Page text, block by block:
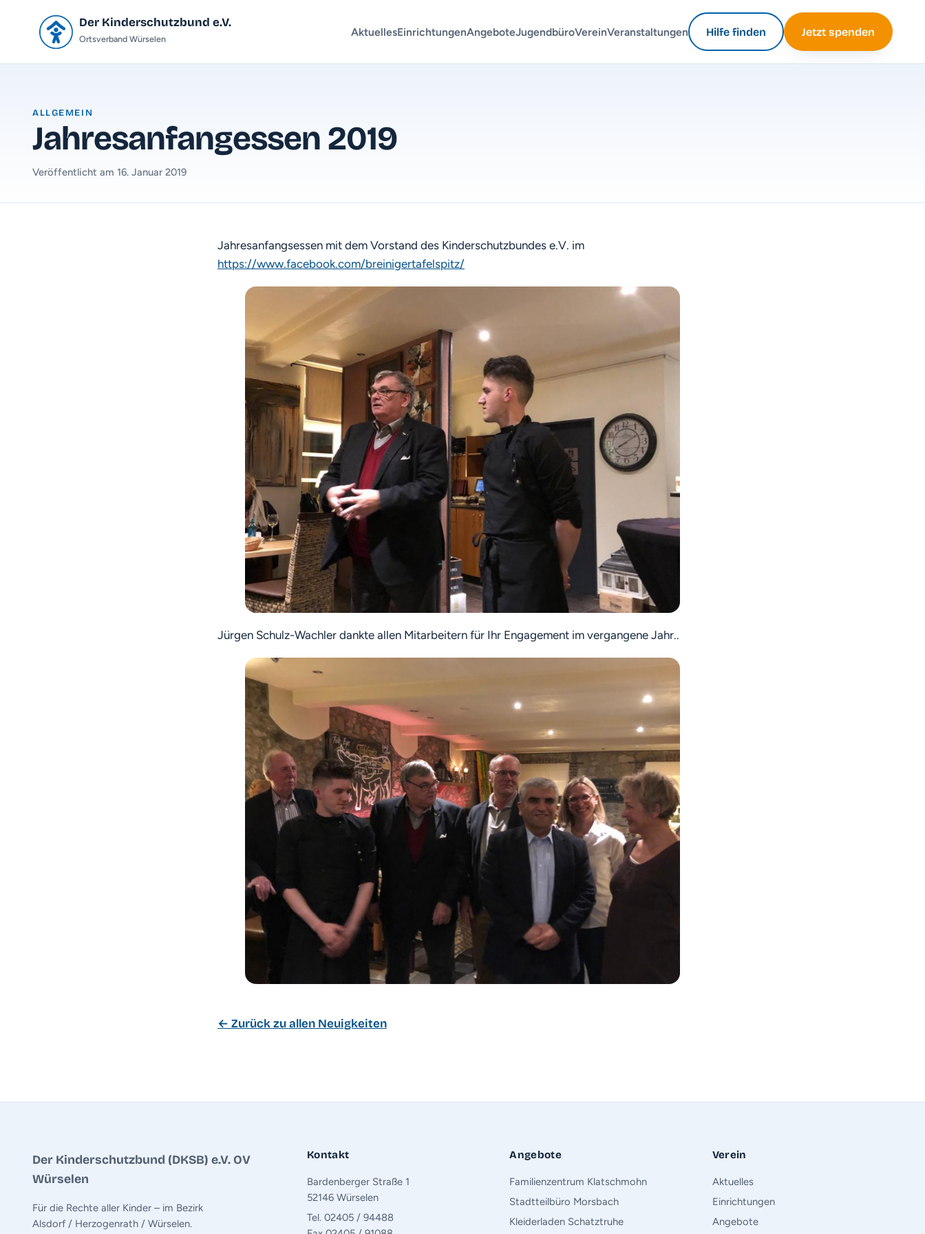
Der Kinderschutzbund e.V.
Ortsverband Würselen
AktuellesEinrichtungenAngeboteJugendbüroVereinVeranstaltungen Hilfe finden Jetzt spenden
ALLGEMEIN
Jahresanfangessen 2019
Veröffentlicht am 16. Januar 2019
Jahresanfangsessen mit dem Vorstand des Kinderschutzbundes e.V. im
https://www.facebook.com/breinigertafelspitz/
Jürgen Schulz-Wachler dankte allen Mitarbeitern für Ihr Engagement im vergangene Jahr..
← Zurück zu allen Neuigkeiten
Der Kinderschutzbund (DKSB) e.V. OV
Würselen
Für die Rechte aller Kinder – im Bezirk
Alsdorf / Herzogenrath / Würselen.
Kontakt
Bardenberger Straße 1
52146 Würselen
Tel. 02405 / 94488
Angebote
Familienzentrum Klatschmohn
Stadtteilbüro Morsbach
Kleiderladen Schatztruhe
Verein
Aktuelles
Einrichtungen
Angebote